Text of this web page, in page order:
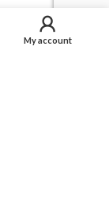
My account